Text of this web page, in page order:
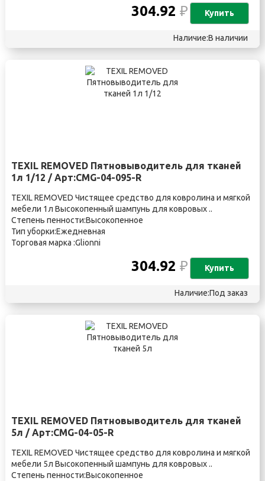
304.92₽ Купить
Наличие:В наличии
TEXIL REMOVED Пятновыводитель для тканей
1л 1/12 / Арт:CMG-04-095-R
TEXIL REMOVED Чистящее средство для ковролина и мягкой
мебели 1л Высокопенный шампунь для ковровых ..
Степень пенности:Высокопенное
Тип уборки:Ежедневная
Торговая марка :Glionni
304.92₽ Купить
Наличие:Под заказ
TEXIL REMOVED Пятновыводитель для тканей
5л / Арт:CMG-04-05-R
TEXIL REMOVED Чистящее средство для ковролина и мягкой
мебели 5л Высокопенный шампунь для ковровых ..
Степень пенности:Высокопенное